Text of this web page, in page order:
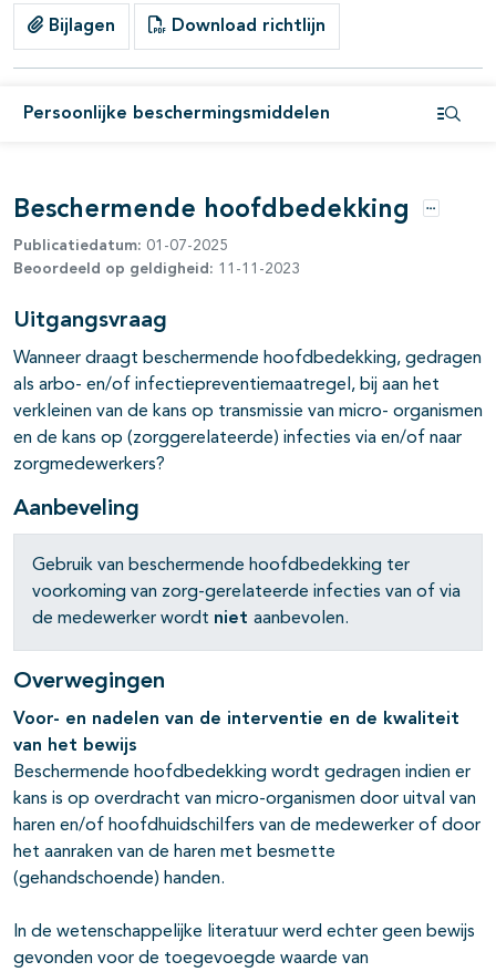
Bijlagen Download richtlijn
Persoonlijke beschermingsmiddelen
Beschermende hoofdbedekking Opties
Publicatiedatum: 01-07-2025
Beoordeeld op geldigheid: 11-11-2023
Uitgangsvraag
Wanneer draagt beschermende hoofdbedekking, gedragen
als arbo- en/of infectiepreventiemaatregel, bij aan het
verkleinen van de kans op transmissie van micro- organismen
en de kans op (zorggerelateerde) infecties via en/of naar
zorgmedewerkers?
Aanbeveling
Gebruik van beschermende hoofdbedekking ter
voorkoming van zorg-gerelateerde infecties van of via
de medewerker wordt niet aanbevolen.
Overwegingen
Voor- en nadelen van de interventie en de kwaliteit
van het bewijs
Beschermende hoofdbedekking wordt gedragen indien er
kans is op overdracht van micro-organismen door uitval van
haren en/of hoofdhuidschilfers van de medewerker of door
het aanraken van de haren met besmette
(gehandschoende) handen.
In de wetenschappelijke literatuur werd echter geen bewijs
gevonden voor de toegevoegde waarde van